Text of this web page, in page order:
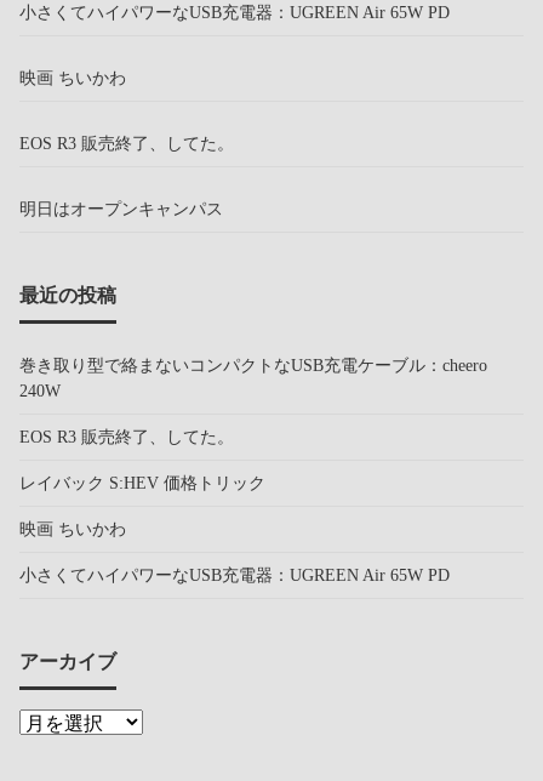
小さくてハイパワーなUSB充電器：UGREEN Air 65W PD
映画 ちいかわ
EOS R3 販売終了、してた。
明日はオープンキャンパス
最近の投稿
巻き取り型で絡まないコンパクトなUSB充電ケーブル：cheero
240W
EOS R3 販売終了、してた。
レイバック S:HEV 価格トリック
映画 ちいかわ
小さくてハイパワーなUSB充電器：UGREEN Air 65W PD
アーカイブ